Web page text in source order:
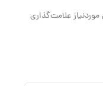
علامت‌گذاری